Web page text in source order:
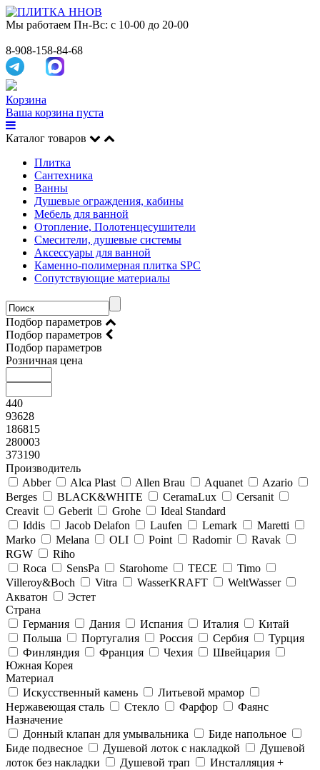
Мы работаем Пн-Вс: с 10-00 до 20-00
8-908-158-84-68
Корзина
Ваша корзина пуста
Каталог товаров
Плитка
Сантехника
Ванны
Душевые ограждения, кабины
Мебель для ванной
Отопление, Полотенцесушители
Смесители, душевые системы
Аксессуары для ванной
Каменно-полимерная плитка SPC
Сопутствующие материалы
Подбор параметров
Подбор параметров
Подбор параметров
Розничная цена
440
93628
186815
280003
373190
Производитель
Abber
Alca Plast Allen Brau Aquanet
Azario
Berges
BLACK&WHITE CeramaLux
Cersanit
Creavit
Geberit Grohe
Ideal Standard
Iddis
Jacob Delafon Laufen Lemark
Maretti
Marko
Melana OLI Point Radomir
Ravak
RGW
Riho
Roca
SensPa Starohome TECE
Timo
Villeroy&Boсh
Vitra WasserKRAFT
WeltWasser
Акватон
Эстет
Страна
Германия
Дания Испания Италия
Китай
Польша
Португалия Россия Сербия
Турция
Финляндия
Франция Чехия
Швейцария
Южная Корея
Материал
Искусственный камень
Литьевой мрамор
Нержавеющая сталь
Стекло Фарфор
Фаянс
Назначение
Донный клапан для умывальника
Биде напольное
Биде подвесное
Душевой лоток с накладкой
Душевой
лоток без накладки
Душевой трап
Инсталляция +